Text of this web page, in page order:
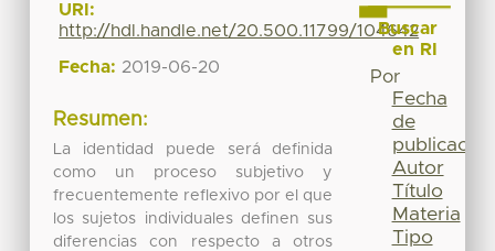
URI:
http://hdl.handle.net/20.500.11799/104642
Fecha: 2019-06-20
Resumen:
La identidad puede será definida
como un proceso subjetivo y
frecuentemente reflexivo por el que
los sujetos individuales definen sus
diferencias con respecto a otros
Buscar
en RI
Por
Fecha
de
publicación
Autor
Título
Materia
Tipo